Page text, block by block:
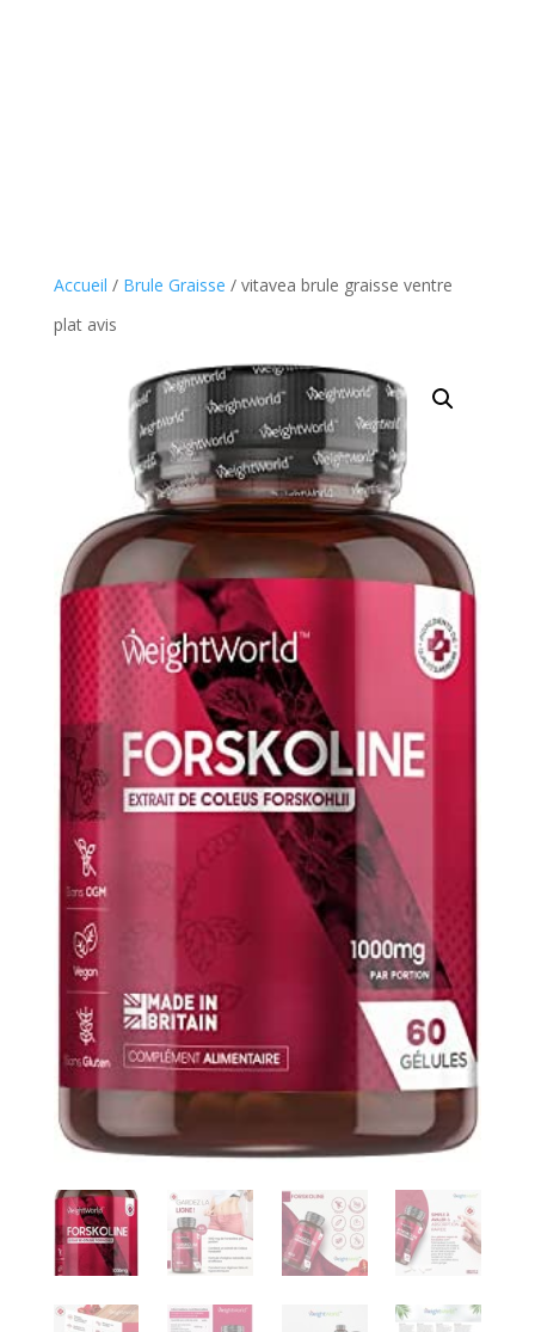
Accueil / Brule Graisse / vitavea brule graisse ventre
plat avis